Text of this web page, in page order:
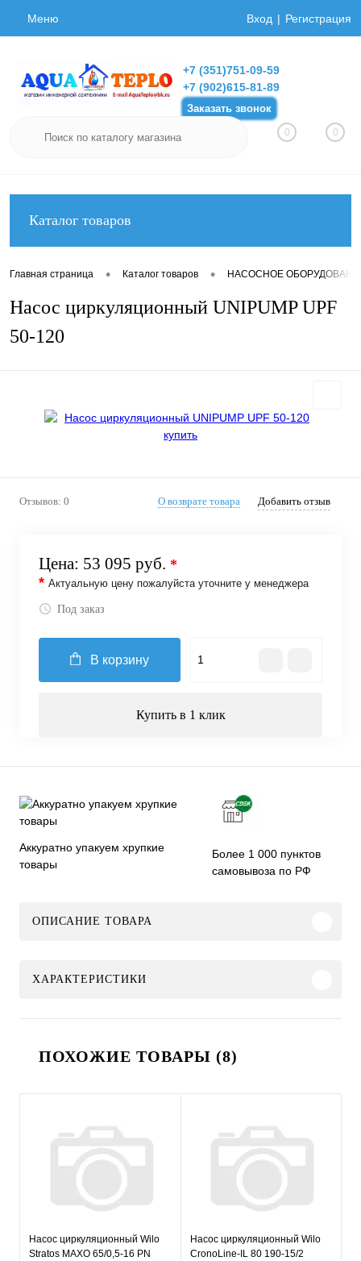
Меню Вход Регистрация
+7 (351)751-09-59
+7 (902)615-81-89
Заказать звонок
0 0
Каталог товаров
Главная страница • Каталог товаров • НАСОСНОЕ
Насос циркуляционный UNIPUMP UPF
50-120
Отзывов: 0 О возврате товара Добавить отзыв
Цена: 53 095 руб. *
* Актуальную цену пожалуйста уточните у менеджера
Под заказ
В корзину
Купить в 1 клик
Аккуратно упакуем хрупкие
товары
Более 1 000 пунктов
самовывоза по РФ
ОПИСАНИЕ ТОВАРА
ХАРАКТЕРИСТИКИ
ПОХОЖИЕ ТОВАРЫ (8)
Насос циркуляционный Wilo
Stratos MAXO 65/0,5-16 PN
Насос циркуляционный Wilo
CronoLine-IL 80 190-15/2